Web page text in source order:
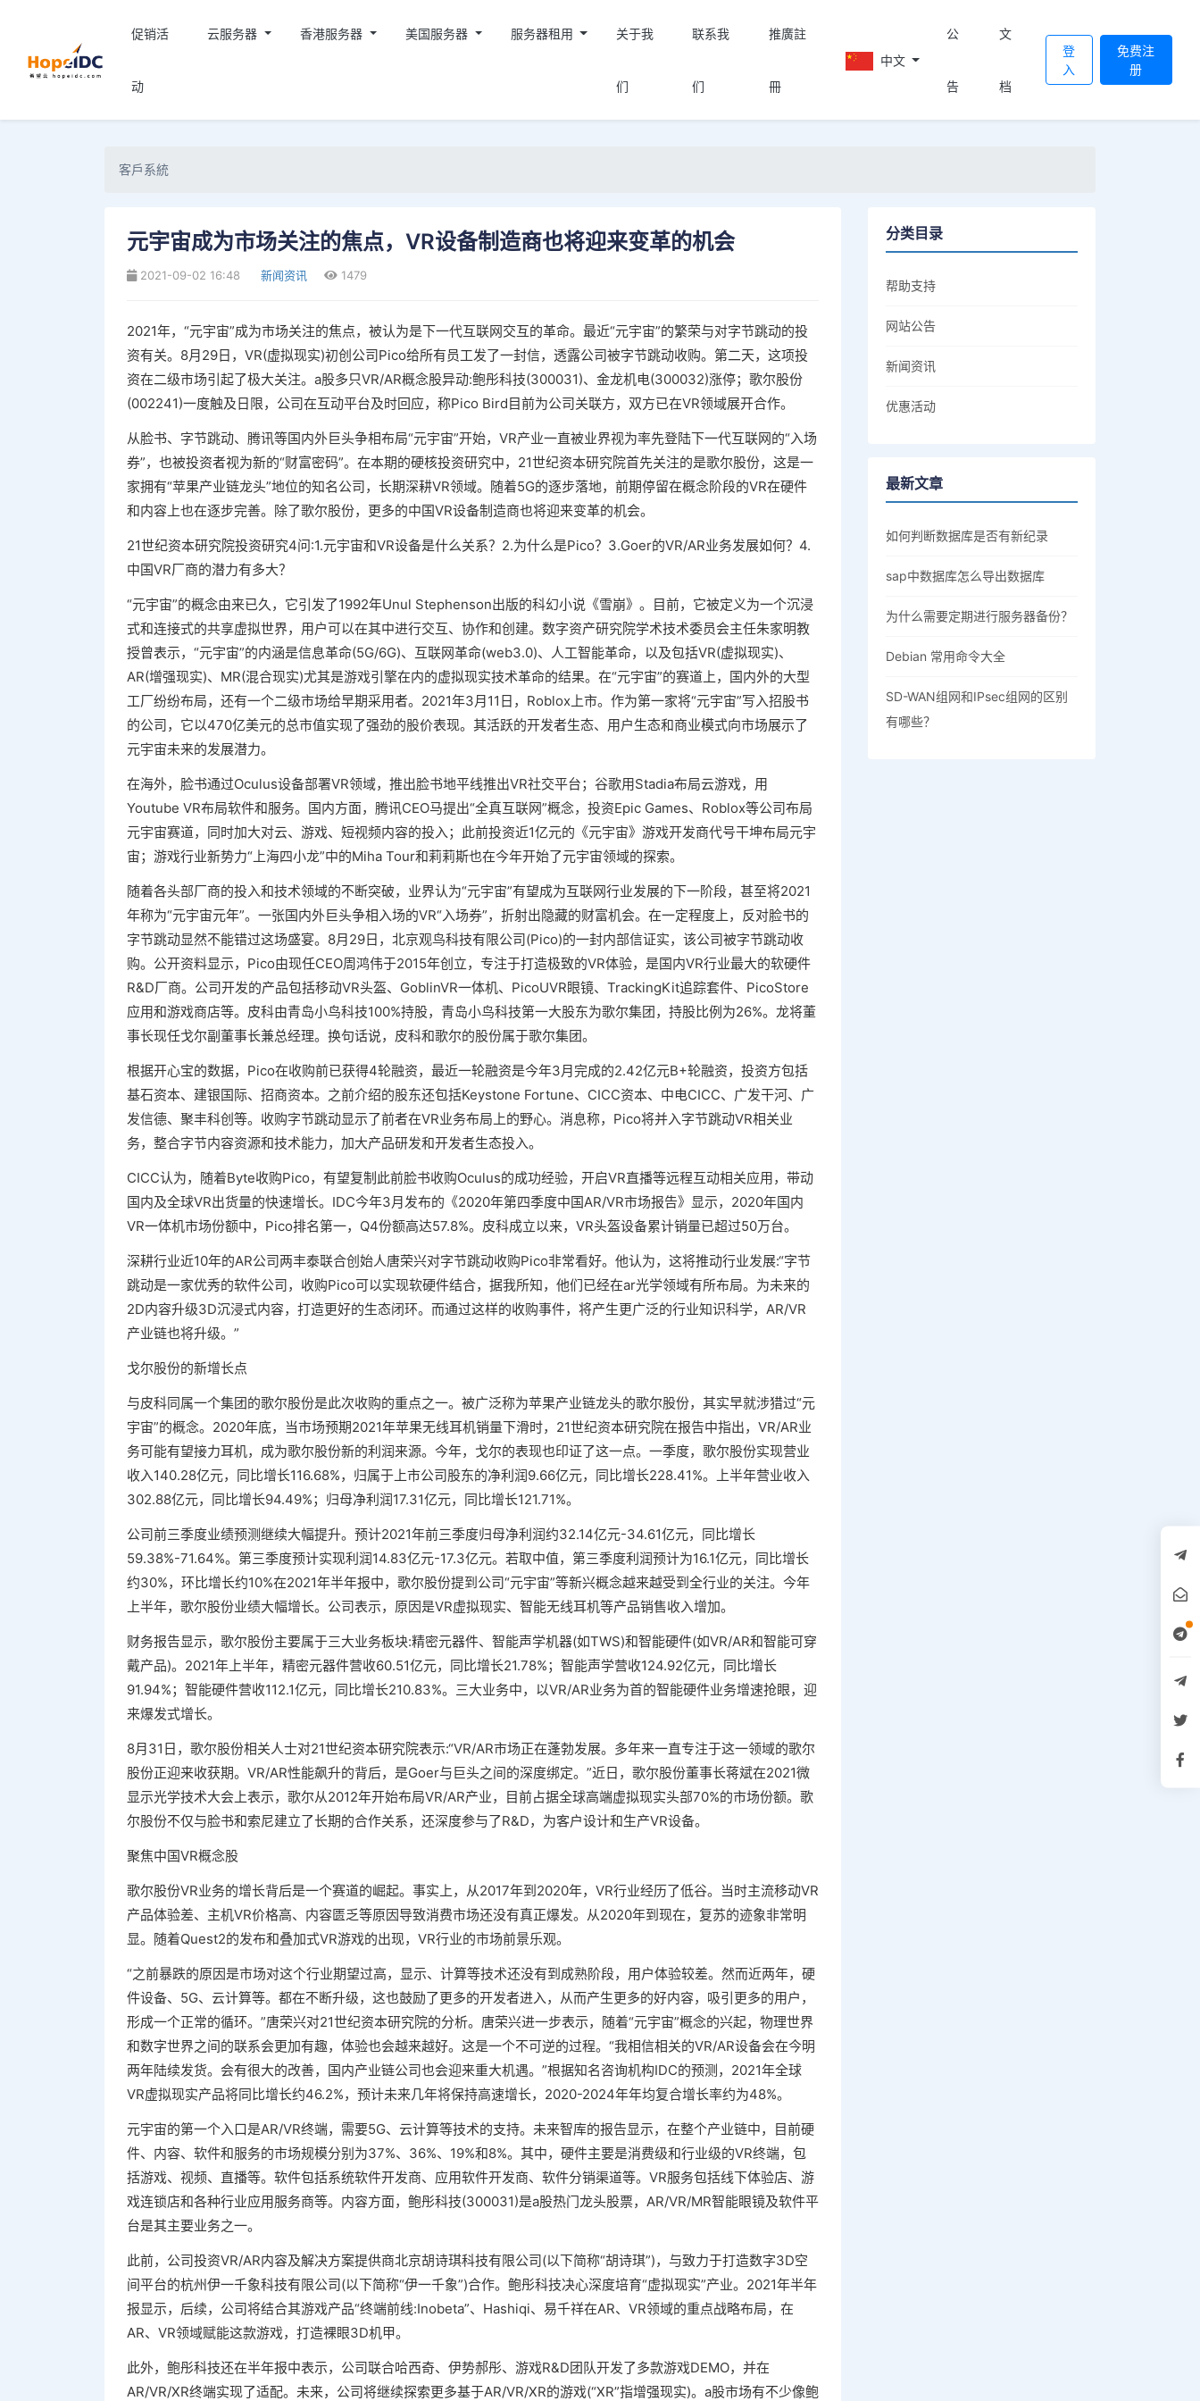
促销活
动
云服务器 香港服务器 美国服务器 服务器租用 关于我
们
联系我
们
推廣註
冊
中文
公
告
文
档
登
入
免费注
册
客戶系統
元宇宙成为市场关注的焦点，VR设备制造商也将迎来变革的机会
2021-09-02 16:48 新闻资讯 1479
2021年，“元宇宙”成为市场关注的焦点，被认为是下一代互联网交互的革命。最近“元宇宙”的繁荣与对字节跳动的投
资有关。8月29日，VR(虚拟现实)初创公司Pico给所有员工发了一封信，透露公司被字节跳动收购。第二天，这项投
资在二级市场引起了极大关注。a股多只VR/AR概念股异动:鲍彤科技(300031)、金龙机电(300032)涨停；歌尔股份
(002241)一度触及日限，公司在互动平台及时回应，称Pico Bird目前为公司关联方，双方已在VR领域展开合作。
从脸书、字节跳动、腾讯等国内外巨头争相布局“元宇宙”开始，VR产业一直被业界视为率先登陆下一代互联网的“入场
券”，也被投资者视为新的“财富密码”。在本期的硬核投资研究中，21世纪资本研究院首先关注的是歌尔股份，这是一
家拥有“苹果产业链龙头”地位的知名公司，长期深耕VR领域。随着5G的逐步落地，前期停留在概念阶段的VR在硬件
和内容上也在逐步完善。除了歌尔股份，更多的中国VR设备制造商也将迎来变革的机会。
21世纪资本研究院投资研究4问:1.元宇宙和VR设备是什么关系？2.为什么是Pico？3.Goer的VR/AR业务发展如何？4.
中国VR厂商的潜力有多大？
“元宇宙”的概念由来已久，它引发了1992年Unul Stephenson出版的科幻小说《雪崩》。目前，它被定义为一个沉浸
式和连接式的共享虚拟世界，用户可以在其中进行交互、协作和创建。数字资产研究院学术技术委员会主任朱家明教
授曾表示，“元宇宙”的内涵是信息革命(5G/6G)、互联网革命(web3.0)、人工智能革命，以及包括VR(虚拟现实)、
AR(增强现实)、MR(混合现实)尤其是游戏引擎在内的虚拟现实技术革命的结果。在“元宇宙”的赛道上，国内外的大型
工厂纷纷布局，还有一个二级市场给早期采用者。2021年3月11日，Roblox上市。作为第一家将“元宇宙”写入招股书
的公司，它以470亿美元的总市值实现了强劲的股价表现。其活跃的开发者生态、用户生态和商业模式向市场展示了
元宇宙未来的发展潜力。
在海外，脸书通过Oculus设备部署VR领域，推出脸书地平线推出VR社交平台；谷歌用Stadia布局云游戏，用
Youtube VR布局软件和服务。国内方面，腾讯CEO马提出“全真互联网”概念，投资Epic Games、Roblox等公司布局
元宇宙赛道，同时加大对云、游戏、短视频内容的投入；此前投资近1亿元的《元宇宙》游戏开发商代号干坤布局元宇
宙；游戏行业新势力“上海四小龙”中的Miha Tour和莉莉斯也在今年开始了元宇宙领域的探索。
随着各头部厂商的投入和技术领域的不断突破，业界认为“元宇宙”有望成为互联网行业发展的下一阶段，甚至将2021
年称为“元宇宙元年”。一张国内外巨头争相入场的VR“入场券”，折射出隐藏的财富机会。在一定程度上，反对脸书的
字节跳动显然不能错过这场盛宴。8月29日，北京观鸟科技有限公司(Pico)的一封内部信证实，该公司被字节跳动收
购。公开资料显示，Pico由现任CEO周鸿伟于2015年创立，专注于打造极致的VR体验，是国内VR行业最大的软硬件
R&D厂商。公司开发的产品包括移动VR头盔、GoblinVR一体机、PicoUVR眼镜、TrackingKit追踪套件、PicoStore
应用和游戏商店等。皮科由青岛小鸟科技100%持股，青岛小鸟科技第一大股东为歌尔集团，持股比例为26%。龙将董
事长现任戈尔副董事长兼总经理。换句话说，皮科和歌尔的股份属于歌尔集团。
根据开心宝的数据，Pico在收购前已获得4轮融资，最近一轮融资是今年3月完成的2.42亿元B+轮融资，投资方包括
基石资本、建银国际、招商资本。之前介绍的股东还包括Keystone Fortune、CICC资本、中电CICC、广发干河、广
发信德、聚丰科创等。收购字节跳动显示了前者在VR业务布局上的野心。消息称，Pico将并入字节跳动VR相关业
务，整合字节内容资源和技术能力，加大产品研发和开发者生态投入。
CICC认为，随着Byte收购Pico，有望复制此前脸书收购Oculus的成功经验，开启VR直播等远程互动相关应用，带动
国内及全球VR出货量的快速增长。IDC今年3月发布的《2020年第四季度中国AR/VR市场报告》显示，2020年国内
VR一体机市场份额中，Pico排名第一，Q4份额高达57.8%。皮科成立以来，VR头盔设备累计销量已超过50万台。
深耕行业近10年的AR公司两丰泰联合创始人唐荣兴对字节跳动收购Pico非常看好。他认为，这将推动行业发展:“字节
跳动是一家优秀的软件公司，收购Pico可以实现软硬件结合，据我所知，他们已经在ar光学领域有所布局。为未来的
2D内容升级3D沉浸式内容，打造更好的生态闭环。而通过这样的收购事件，将产生更广泛的行业知识科学，AR/VR
产业链也将升级。”
戈尔股份的新增长点
与皮科同属一个集团的歌尔股份是此次收购的重点之一。被广泛称为苹果产业链龙头的歌尔股份，其实早就涉猎过“元
宇宙”的概念。2020年底，当市场预期2021年苹果无线耳机销量下滑时，21世纪资本研究院在报告中指出，VR/AR业
务可能有望接力耳机，成为歌尔股份新的利润来源。今年，戈尔的表现也印证了这一点。一季度，歌尔股份实现营业
收入140.28亿元，同比增长116.68%，归属于上市公司股东的净利润9.66亿元，同比增长228.41%。上半年营业收入
302.88亿元，同比增长94.49%；归母净利润17.31亿元，同比增长121.71%。
公司前三季度业绩预测继续大幅提升。预计2021年前三季度归母净利润约32.14亿元-34.61亿元，同比增长
59.38%-71.64%。第三季度预计实现利润14.83亿元-17.3亿元。若取中值，第三季度利润预计为16.1亿元，同比增长
约30%，环比增长约10%在2021年半年报中，歌尔股份提到公司“元宇宙”等新兴概念越来越受到全行业的关注。今年
上半年，歌尔股份业绩大幅增长。公司表示，原因是VR虚拟现实、智能无线耳机等产品销售收入增加。
财务报告显示，歌尔股份主要属于三大业务板块:精密元器件、智能声学机器(如TWS)和智能硬件(如VR/AR和智能可穿
戴产品)。2021年上半年，精密元器件营收60.51亿元，同比增长21.78%；智能声学营收124.92亿元，同比增长
91.94%；智能硬件营收112.1亿元，同比增长210.83%。三大业务中，以VR/AR业务为首的智能硬件业务增速抢眼，迎
来爆发式增长。
8月31日，歌尔股份相关人士对21世纪资本研究院表示:“VR/AR市场正在蓬勃发展。多年来一直专注于这一领域的歌尔
股份正迎来收获期。VR/AR性能飙升的背后，是Goer与巨头之间的深度绑定。”近日，歌尔股份董事长蒋斌在2021微
显示光学技术大会上表示，歌尔从2012年开始布局VR/AR产业，目前占据全球高端虚拟现实头部70%的市场份额。歌
尔股份不仅与脸书和索尼建立了长期的合作关系，还深度参与了R&D，为客户设计和生产VR设备。
聚焦中国VR概念股
歌尔股份VR业务的增长背后是一个赛道的崛起。事实上，从2017年到2020年，VR行业经历了低谷。当时主流移动VR
产品体验差、主机VR价格高、内容匮乏等原因导致消费市场还没有真正爆发。从2020年到现在，复苏的迹象非常明
显。随着Quest2的发布和叠加式VR游戏的出现，VR行业的市场前景乐观。
“之前暴跌的原因是市场对这个行业期望过高，显示、计算等技术还没有到成熟阶段，用户体验较差。然而近两年，硬
件设备、5G、云计算等。都在不断升级，这也鼓励了更多的开发者进入，从而产生更多的好内容，吸引更多的用户，
形成一个正常的循环。”唐荣兴对21世纪资本研究院的分析。唐荣兴进一步表示，随着“元宇宙”概念的兴起，物理世界
和数字世界之间的联系会更加有趣，体验也会越来越好。这是一个不可逆的过程。“我相信相关的VR/AR设备会在今明
两年陆续发货。会有很大的改善，国内产业链公司也会迎来重大机遇。”根据知名咨询机构IDC的预测，2021年全球
VR虚拟现实产品将同比增长约46.2%，预计未来几年将保持高速增长，2020-2024年年均复合增长率约为48%。
元宇宙的第一个入口是AR/VR终端，需要5G、云计算等技术的支持。未来智库的报告显示，在整个产业链中，目前硬
件、内容、软件和服务的市场规模分别为37%、36%、19%和8%。其中，硬件主要是消费级和行业级的VR终端，包
括游戏、视频、直播等。软件包括系统软件开发商、应用软件开发商、软件分销渠道等。VR服务包括线下体验店、游
戏连锁店和各种行业应用服务商等。内容方面，鲍彤科技(300031)是a股热门龙头股票，AR/VR/MR智能眼镜及软件平
台是其主要业务之一。
此前，公司投资VR/AR内容及解决方案提供商北京胡诗琪科技有限公司(以下简称“胡诗琪”)，与致力于打造数字3D空
间平台的杭州伊一千象科技有限公司(以下简称“伊一千象”)合作。鲍彤科技决心深度培育“虚拟现实”产业。2021年半年
报显示，后续，公司将结合其游戏产品“终端前线:Inobeta”、Hashiqi、易千祥在AR、VR领域的重点战略布局，在
AR、VR领域赋能这款游戏，打造裸眼3D机甲。
此外，鲍彤科技还在半年报中表示，公司联合哈西奇、伊势郝彤、游戏R&D团队开发了多款游戏DEMO，并在
AR/VR/XR终端实现了适配。未来，公司将继续探索更多基于AR/VR/XR的游戏(“XR”指增强现实)。a股市场有不少像鲍
分类目录
帮助支持
网站公告
新闻资讯
优惠活动
最新文章
如何判断数据库是否有新纪录
sap中数据库怎么导出数据库
为什么需要定期进行服务器备份？
Debian 常用命令大全
SD-WAN组网和IPsec组网的区别
有哪些？